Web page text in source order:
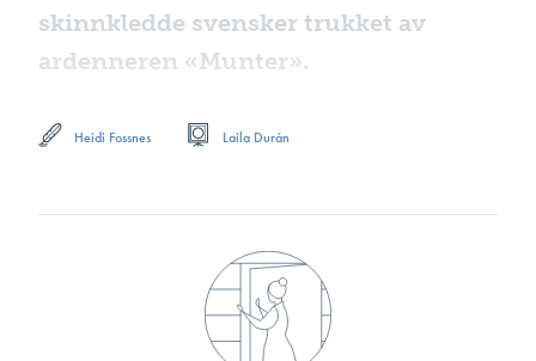
skinnkledde svensker trukket av
ardenneren «Munter».
Heidi Fossnes Laila Durán